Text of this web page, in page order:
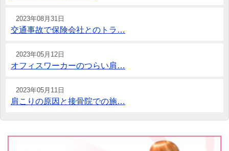
2023年08月31日
交通事故で保険会社とのトラ…
2023年05月12日
オフィスワーカーのつらい肩…
2023年05月11日
肩こりの原因と接骨院での施…